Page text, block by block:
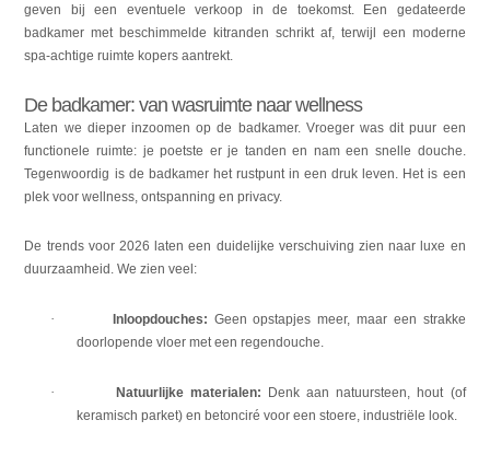
geven bij een eventuele verkoop in de toekomst. Een gedateerde
badkamer met beschimmelde kitranden schrikt af, terwijl een moderne
spa-achtige ruimte kopers aantrekt.
De badkamer: van wasruimte naar wellness
Laten we dieper inzoomen op de badkamer. Vroeger was dit puur een
functionele ruimte: je poetste er je tanden en nam een snelle douche.
Tegenwoordig is de badkamer het rustpunt in een druk leven. Het is een
plek voor wellness, ontspanning en privacy.
De trends voor 2026 laten een duidelijke verschuiving zien naar luxe en
duurzaamheid. We zien veel:
· Inloopdouches: Geen opstapjes meer, maar een strakke
doorlopende vloer met een regendouche.
· Natuurlijke materialen: Denk aan natuursteen, hout (of
keramisch parket) en betonciré voor een stoere, industriële look.